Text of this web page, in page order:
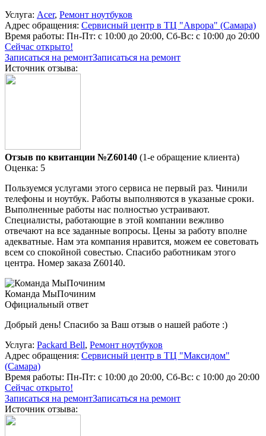
Услуга: Acer, Ремонт ноутбуков
Адрес обращения: Сервисный центр в ТЦ "Аврора" (Самара)
Время работы: Пн-Пт: с 10:00 до 20:00, Сб-Вс: с 10:00 до 20:00
Сейчас открыто!
Записаться на ремонтЗаписаться на ремонт
Источник отзыва:
Отзыв по квитанции №Z60140 (1-е обращение клиента)
Оценка: 5
Пользуемся услугами этого сервиса не первый раз. Чинили
телефоны и ноутбук. Работы выполняются в указаные сроки.
Выполненные работы нас полностью устраивают.
Специалисты, работающие в этой компании вежливо
отвечают на все заданные вопросы. Цены за работу вполне
адекватные. Нам эта компания нравится, можем ее советовать
всем со спокойной совестью. Спасибо работникам этого
центра. Номер заказа Z60140.
Команда МыПочиним
Официальный ответ
Добрый день! Спасибо за Ваш отзыв о нашей работе :)
Услуга: Packard Bell, Ремонт ноутбуков
Адрес обращения: Сервисный центр в ТЦ "Максидом"
(Самара)
Время работы: Пн-Пт: с 10:00 до 20:00, Сб-Вс: с 10:00 до 20:00
Сейчас открыто!
Записаться на ремонтЗаписаться на ремонт
Источник отзыва: